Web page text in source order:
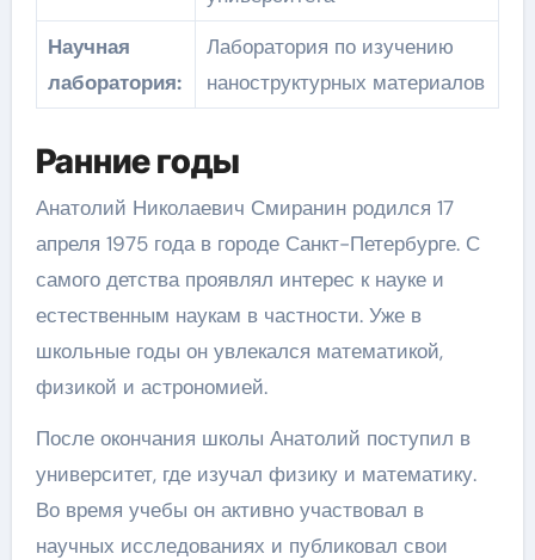
Научная
лаборатория:
Лаборатория по изучению
наноструктурных материалов
Ранние годы
Анатолий Николаевич Смиранин родился 17
апреля 1975 года в городе Санкт-Петербурге. С
самого детства проявлял интерес к науке и
естественным наукам в частности. Уже в
школьные годы он увлекался математикой,
физикой и астрономией.
После окончания школы Анатолий поступил в
университет, где изучал физику и математику.
Во время учебы он активно участвовал в
научных исследованиях и публиковал свои